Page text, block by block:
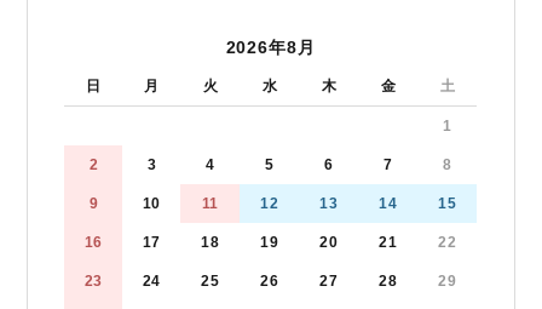
2026年8月
日 月 火 水 木 金 土
1
2 3 4 5 6 7 8
9 10 11 12 13 14 15
16 17 18 19 20 21 22
23 24 25 26 27 28 29